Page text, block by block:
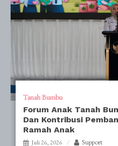
Tanah Bumbu
Forum Anak Tanah
Dan Kontribusi
Ramah Anak
Juli 26, 2026 Support